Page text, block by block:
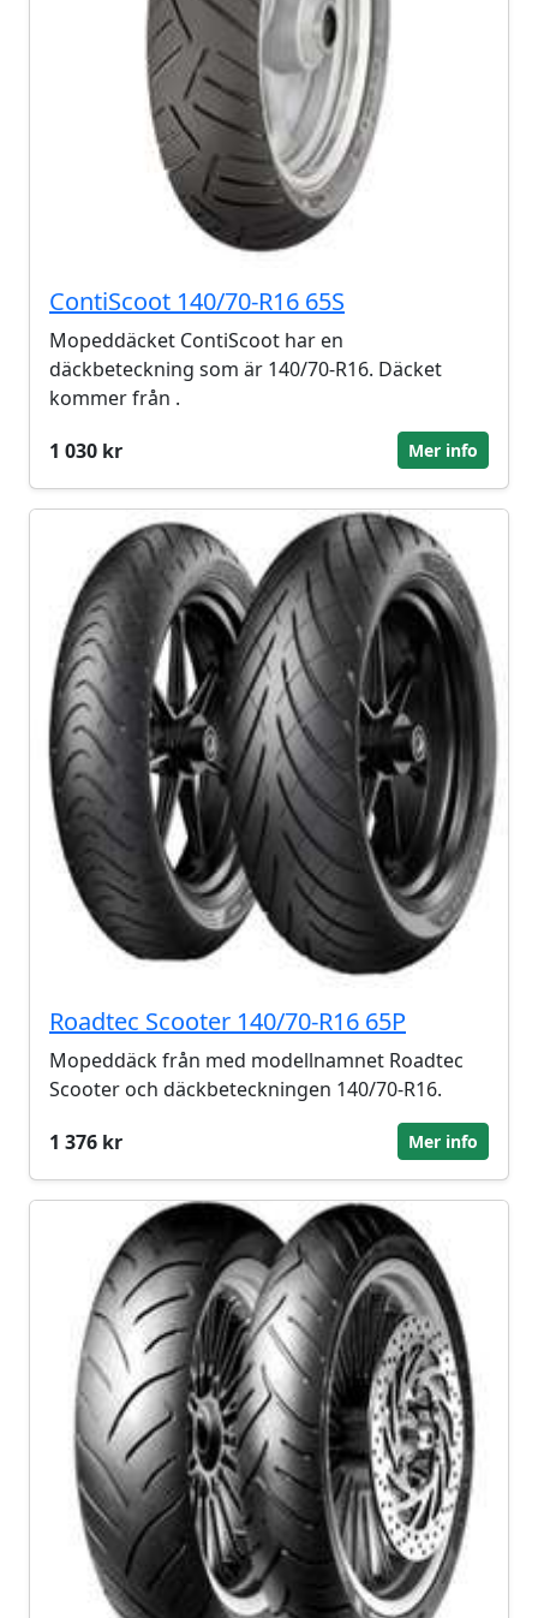
ContiScoot 140/70-R16 65S
Mopeddäcket ContiScoot har en
däckbeteckning som är 140/70-R16. Däcket
kommer från .
1 030 kr
Mer info
Roadtec Scooter 140/70-R16 65P
Mopeddäck från med modellnamnet Roadtec
Scooter och däckbeteckningen 140/70-R16.
1 376 kr
Mer info